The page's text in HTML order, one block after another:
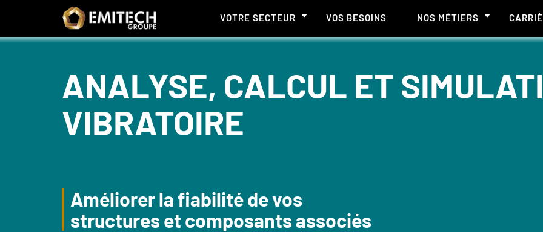
Panneau de gestion des cookies
VOTRE SECTEUR VOS BESOINS NOS MÉTIERS
ANALYSE, CALCUL ET
VIBRATOIRE
Améliorer la fiabilité de vos
structures et composants associés